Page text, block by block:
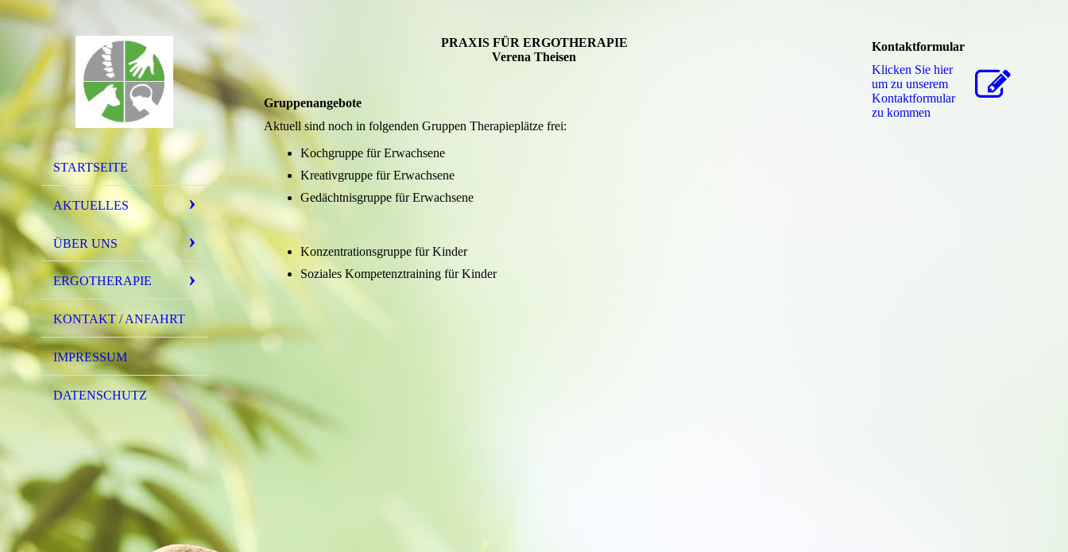
STARTSEITE
AKTUELLES
ÜBER UNS
ERGOTHERAPIE
KONTAKT / ANFAHRT
IMPRESSUM
DATENSCHUTZ
PRAXIS FÜR ERGOTHERAPIE
Verena Theisen
Gruppenangebote
Aktuell sind noch in folgenden Gruppen Therapieplätze frei:
Kochgruppe für Erwachsene
Kreativgruppe für Erwachsene
Gedächtnisgruppe für Erwachsene
Konzentrationsgruppe für Kinder
Soziales Kompetenztraining für Kinder
Kontaktformular
Klicken Sie hier
um zu unserem
Kon­takt­for­mu­lar
zu kommen